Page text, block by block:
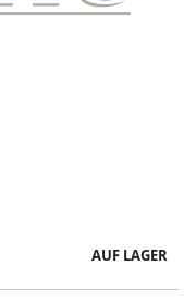
AUF LAGER